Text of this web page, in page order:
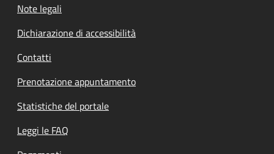
Note legali
Dichiarazione di accessibilità
Contatti
Prenotazione appuntamento
Statistiche del portale
Leggi le FAQ